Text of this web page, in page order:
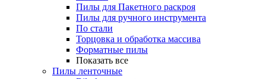
Пилы для Пакетного раскроя
Пилы для ручного инструмента
По стали
Торцовка и обработка массива
Форматные пилы
Показать все
Пилы ленточные